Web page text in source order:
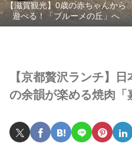
【滋賀観光】0歳の赤ちゃんから
遊べる！「ブルーメの丘」へ
【京都贅沢ランチ】
の余韻が楽める焼肉「